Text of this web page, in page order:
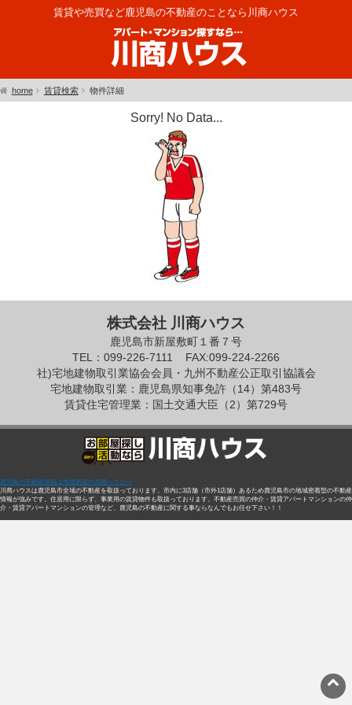
賃貸や売買など鹿児島の不動産のことなら川商ハウス
home 賃貸検索 物件詳細
Sorry! No Data...
株式会社 川商ハウス
鹿児島市新屋敷町１番７号
TEL：099-226-7111
FAX:099-224-2266
社)宅地建物取引業協会会員・九州不動産公正取引協議会
宅地建物取引業：鹿児島県知事免許（14）第483号
賃貸住宅管理業：国土交通大臣（2）第729号
鹿児島の不動産情報は地域密着の川商ハウスへ
川商ハウスは鹿児島市全域の不動産を取扱っております。市内に3店舗（市外1店舗）あるため鹿児島市の地域密着型の不動産
情報が強みです。住居用に限らず、事業用の賃貸物件も取扱っております。不動産売買の仲介・賃貸アパートマンションの仲
介・賃貸アパートマンションの管理など、鹿児島の不動産に関する事ならなんでもお任せ下さい！！